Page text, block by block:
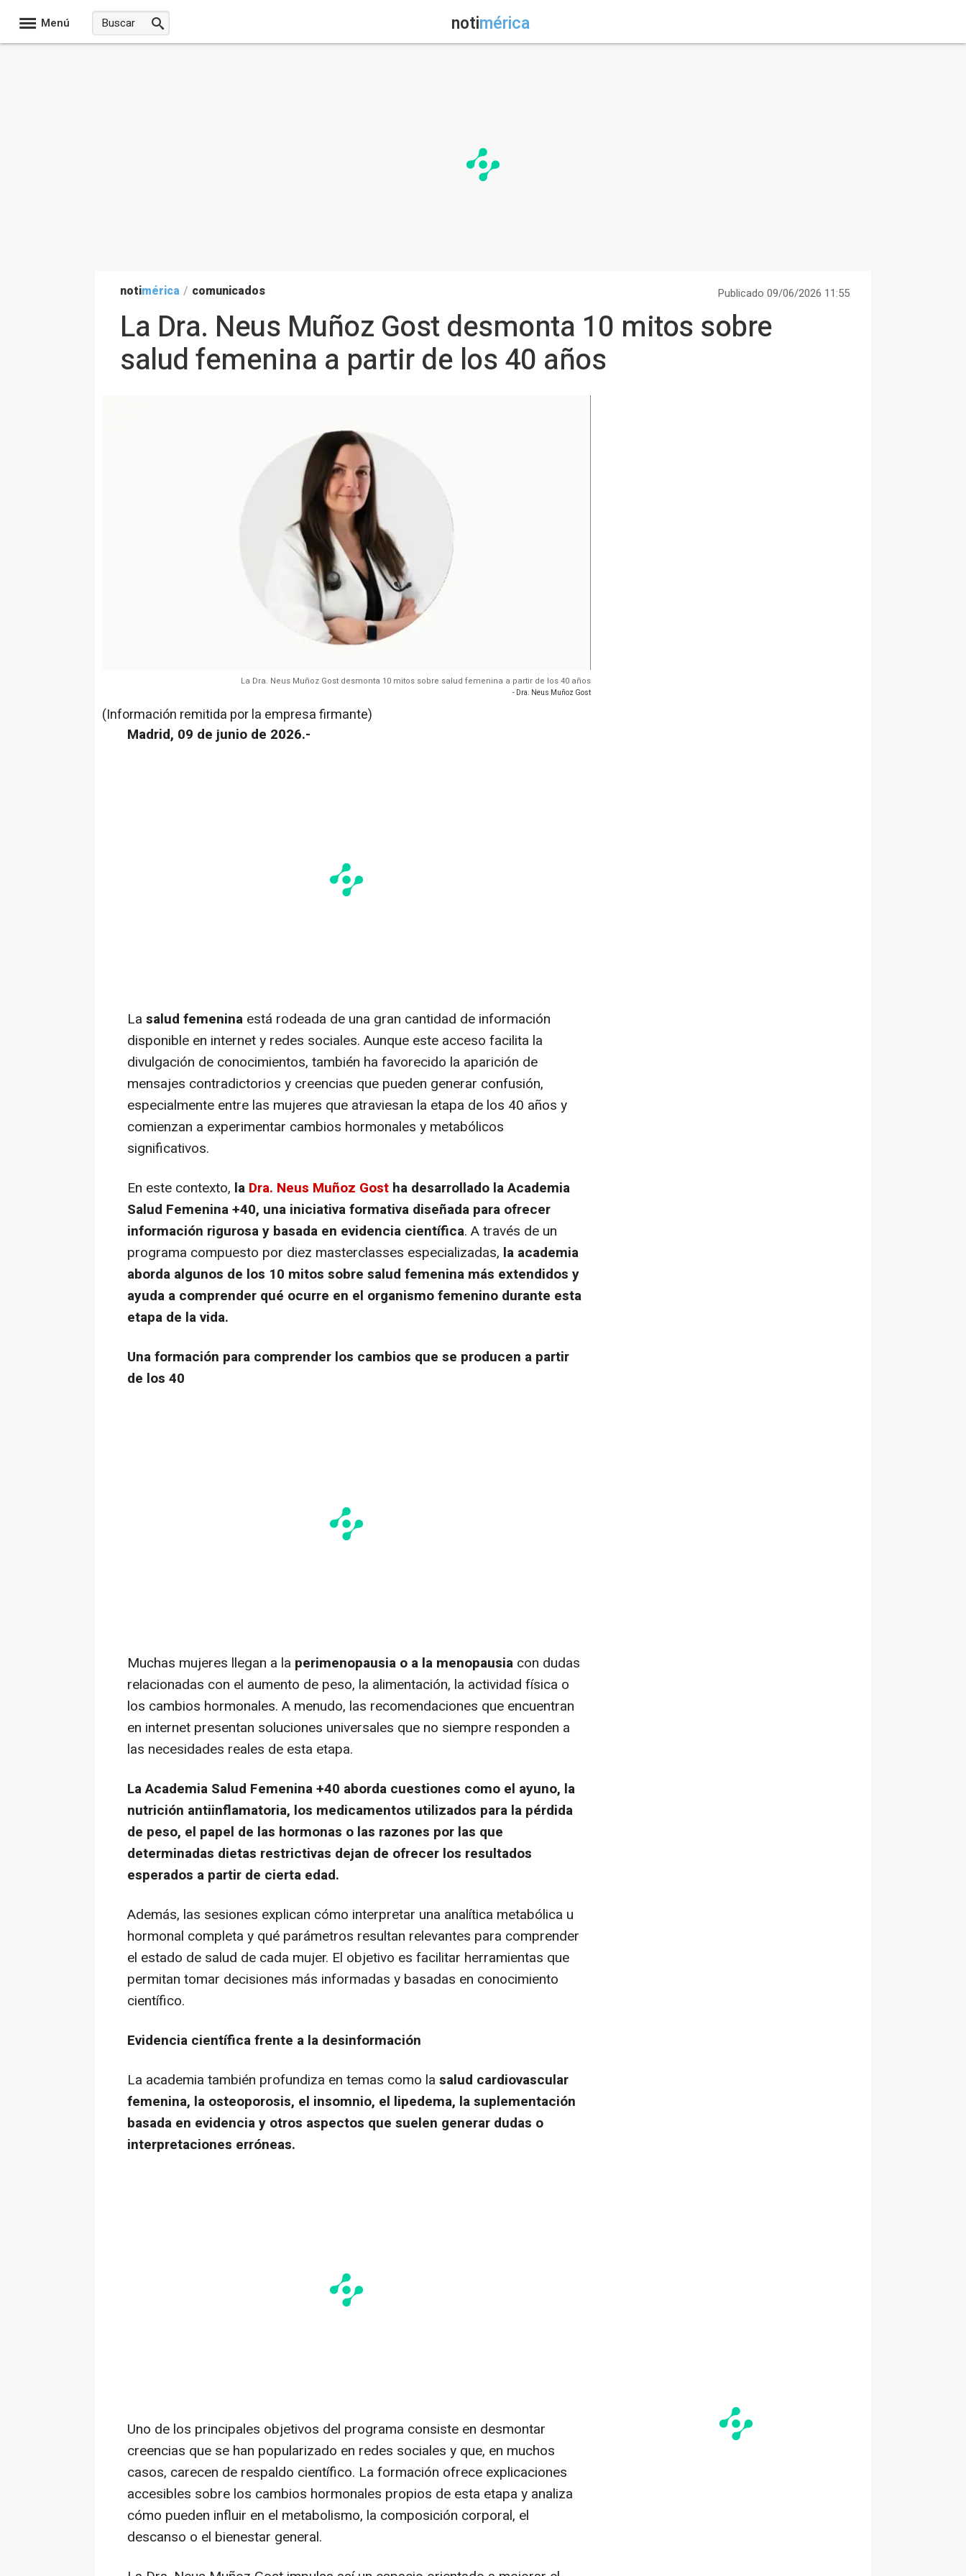
Menú notimérica
notimérica / comunicados Publicado 09/06/2026 11:55
La Dra. Neus Muñoz Gost desmonta 10 mitos sobre
salud femenina a partir de los 40 años
La Dra. Neus Muñoz Gost desmonta 10 mitos sobre salud femenina a partir de los 40 años
- Dra. Neus Muñoz Gost
(Información remitida por la empresa firmante)
Madrid, 09 de junio de 2026.-
La salud femenina está rodeada de una gran cantidad de información
disponible en internet y redes sociales. Aunque este acceso facilita la
divulgación de conocimientos, también ha favorecido la aparición de
mensajes contradictorios y creencias que pueden generar confusión,
especialmente entre las mujeres que atraviesan la etapa de los 40 años y
comienzan a experimentar cambios hormonales y metabólicos
significativos.
En este contexto, la Dra. Neus Muñoz Gost ha desarrollado la Academia
Salud Femenina +40, una iniciativa formativa diseñada para ofrecer
información rigurosa y basada en evidencia científica. A través de un
programa compuesto por diez masterclasses especializadas, la academia
aborda algunos de los 10 mitos sobre salud femenina más extendidos y
ayuda a comprender qué ocurre en el organismo femenino durante esta
etapa de la vida.
Una formación para comprender los cambios que se producen a partir
de los 40
Muchas mujeres llegan a la perimenopausia o a la menopausia con dudas
relacionadas con el aumento de peso, la alimentación, la actividad física o
los cambios hormonales. A menudo, las recomendaciones que encuentran
en internet presentan soluciones universales que no siempre responden a
las necesidades reales de esta etapa.
La Academia Salud Femenina +40 aborda cuestiones como el ayuno, la
nutrición antiinflamatoria, los medicamentos utilizados para la pérdida
de peso, el papel de las hormonas o las razones por las que
determinadas dietas restrictivas dejan de ofrecer los resultados
esperados a partir de cierta edad.
Además, las sesiones explican cómo interpretar una analítica metabólica u
hormonal completa y qué parámetros resultan relevantes para comprender
el estado de salud de cada mujer. El objetivo es facilitar herramientas que
permitan tomar decisiones más informadas y basadas en conocimiento
científico.
Evidencia científica frente a la desinformación
La academia también profundiza en temas como la salud cardiovascular
femenina, la osteoporosis, el insomnio, el lipedema, la suplementación
basada en evidencia y otros aspectos que suelen generar dudas o
interpretaciones erróneas.
Uno de los principales objetivos del programa consiste en desmontar
creencias que se han popularizado en redes sociales y que, en muchos
casos, carecen de respaldo científico. La formación ofrece explicaciones
accesibles sobre los cambios hormonales propios de esta etapa y analiza
cómo pueden influir en el metabolismo, la composición corporal, el
descanso o el bienestar general.